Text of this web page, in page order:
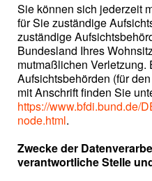
Sie können sich jederzeit
für Sie zuständige
zuständige
Bundesland Ihres
mutmaßlichen Verletzung.
Aufsichtsbehörden (für
mit Anschrift finden Sie
https://www.bfdi.bund.de/
node.html.
Zwecke der
verantwortliche Stelle